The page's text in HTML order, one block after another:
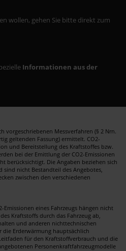
wollen, gehen Sie bitte direkt zum
Informationen aus der
vorgeschriebenen Messverfahren (§ 2 Nrn.
geltenden Fassung) ermittelt. CO2-
und Bereitstellung des Kraftstoffes bzw.
bei der Emittlung der CO2-Emissionen
berücksichtigt. Die Angaben beziehen sich
sind nicht Bestandteil des Angebotes,
zwischen den verschiedenen
eines Fahrzeugs hängen nicht
Kraftstoffs durch das Fahrzeug ab,
und anderen nichttechnischen
die Erderwärmung hauptsächlich
für den Kraftstoffverbrauch und die
Personenkraftfahrzeugmodelle